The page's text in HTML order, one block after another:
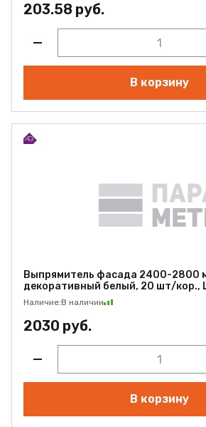
203.58 руб.
В корзину
Выпрямитель фасада 2400-2800
декоративный белый, 20 шт/кор.,
Наличие:В наличии
2030 руб.
В корзину